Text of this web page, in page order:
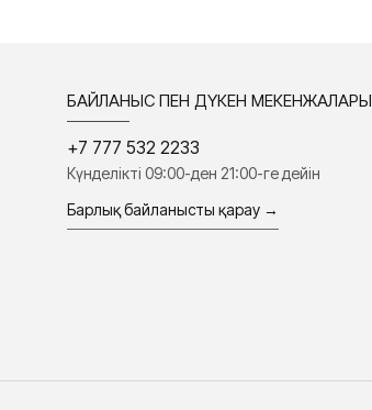
БАЙЛАНЫС ПЕН ДҮКЕН МЕКЕНЖАЛАРЫ
+7 777 532 2233
Күнделікті 09:00-ден 21:00-ге дейін
Барлық байланысты қарау →